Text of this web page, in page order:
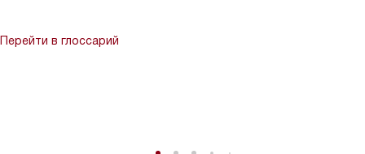
Перейти в глоссарий